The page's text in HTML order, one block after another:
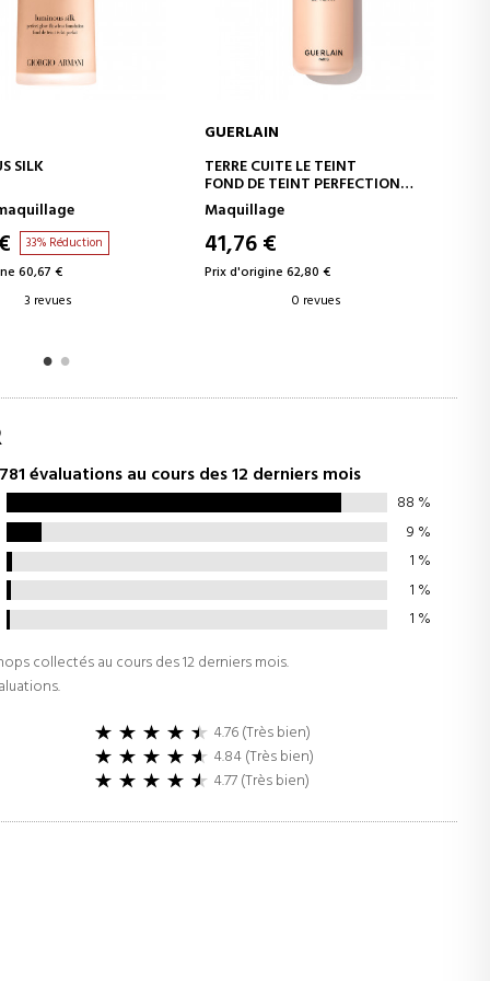
AU PANIER
LE TEINT
BON EFFET VISAGE
- SANS TRANSFERT
62,80 €
0 revues
AJOUTER AU PANIER
ISSEY MIYAKE
L'EAU D'ISSEY WOMAN
Eau de Toilette
42,70 €
Prix d'origine 66,37 €
20 revues
781 évaluations au cours des 12 derniers mois
88 %
9 %
1 %
1 %
1 %
collectés au cours des 12 derniers mois.
4.76 (Très bien)
4.84 (Très bien)
4.77 (Très bien)